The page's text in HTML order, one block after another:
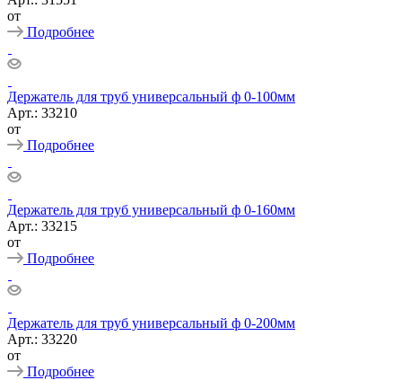
от
Подробнее
Держатель для труб универсальный ф 0-100мм
Арт.: 33210
от
Подробнее
Держатель для труб универсальный ф 0-160мм
Арт.: 33215
от
Подробнее
Держатель для труб универсальный ф 0-200мм
Арт.: 33220
от
Подробнее